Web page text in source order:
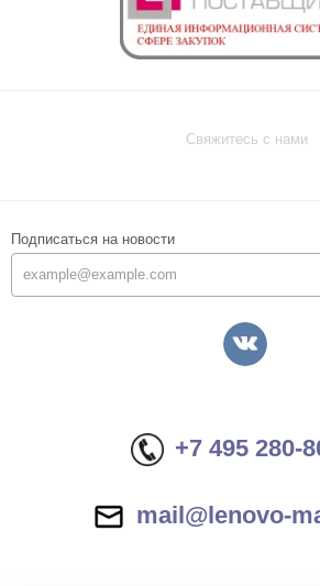
Свяжитесь с нами
Подписаться на новости
+7 495 280-
mail@lenovo-